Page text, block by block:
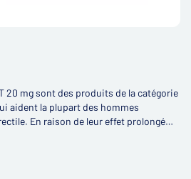
20 mg sont des produits de la catégorie
aident la plupart des hommes
En raison de leur effet prolongé
du week-end ».